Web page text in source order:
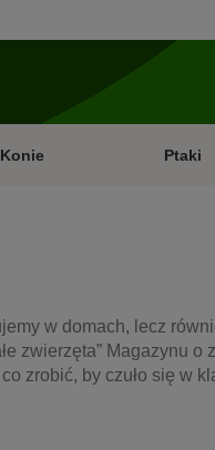
Konie Ptaki
w domach, lecz
zwierzęta” Magazynu o
zrobić, by czuło się w